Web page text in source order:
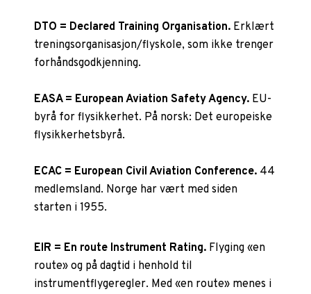
DTO = Declared Training Organisation. Erklært
treningsorganisasjon/flyskole, som ikke trenger
forhåndsgodkjenning.
EASA = European Aviation Safety Agency. EU-
byrå for flysikkerhet. På norsk: Det europeiske
flysikkerhetsbyrå.
ECAC = European Civil Aviation Conference. 44
medlemsland. Norge har vært med siden
starten i 1955.
EIR = En route Instrument Rating. Flyging «en
route» og på dagtid i henhold til
instrumentflygeregler. Med «en route» menes i